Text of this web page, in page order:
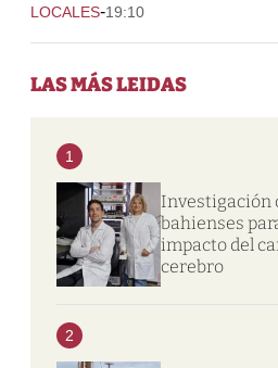
LOCALES-19:10
LAS MÁS LEIDAS
1
Investigación
bahienses
impacto del
cerebro
2